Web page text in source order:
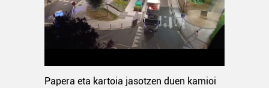
Papera eta kartoia jasotzen duen kamioi